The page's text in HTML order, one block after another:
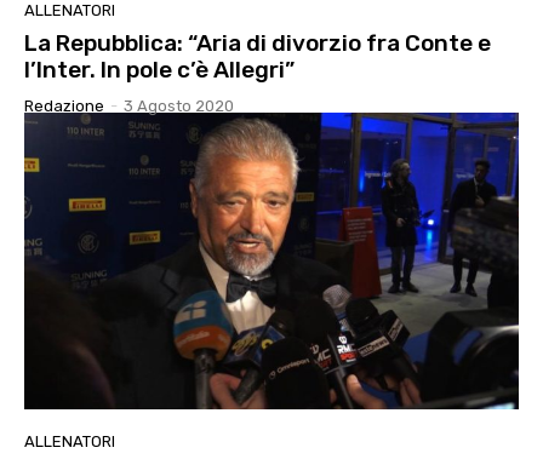
ALLENATORI
La Repubblica: “Aria di divorzio fra Conte e
l’Inter. In pole c’è Allegri”
Redazione - 3 Agosto 2020
ALLENATORI